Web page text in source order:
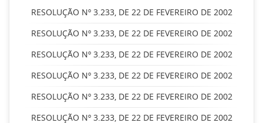
RESOLUÇÃO Nº 3.233, DE 22 DE FEVEREIRO DE 2002
RESOLUÇÃO Nº 3.233, DE 22 DE FEVEREIRO DE 2002
RESOLUÇÃO Nº 3.233, DE 22 DE FEVEREIRO DE 2002
RESOLUÇÃO Nº 3.233, DE 22 DE FEVEREIRO DE 2002
RESOLUÇÃO Nº 3.233, DE 22 DE FEVEREIRO DE 2002
RESOLUÇÃO Nº 3.233, DE 22 DE FEVEREIRO DE 2002